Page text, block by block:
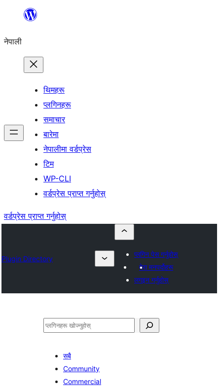
सामग्रीमा
नेपाली
थिमहरू
प्लगिनहरू
समाचार
बारेमा
नेपालीमा वर्डप्रेस
टिम
WP-CLI
वर्डप्रेस प्राप्त गर्नुहोस्
वर्डप्रेस प्राप्त गर्नुहोस्
Plugin Directory
प्लगिन पेस गर्नुहोस्
मेरा मनपर्दोहरू
लगइन गर्नुहोस्
खोज्नुहोस्
सबै
Community
Commercial